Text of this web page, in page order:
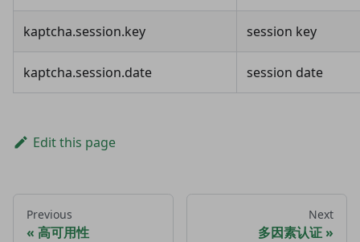
kaptcha.session.key session key
kaptcha.session.date session date
Edit this page
Previous
高可用性
Next
多因素认证